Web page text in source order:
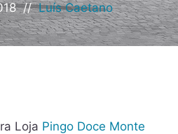
// Luís Caetano
Loja Pingo Doce Monte